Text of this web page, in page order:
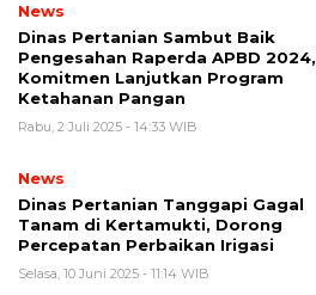
News
Dinas Pertanian Sambut Baik
Pengesahan Raperda APBD 2024,
Komitmen Lanjutkan Program
Ketahanan Pangan
Rabu, 2 Juli 2025 - 14:33 WIB
News
Dinas Pertanian Tanggapi Gagal
Tanam di Kertamukti, Dorong
Percepatan Perbaikan Irigasi
Selasa, 10 Juni 2025 - 11:14 WIB